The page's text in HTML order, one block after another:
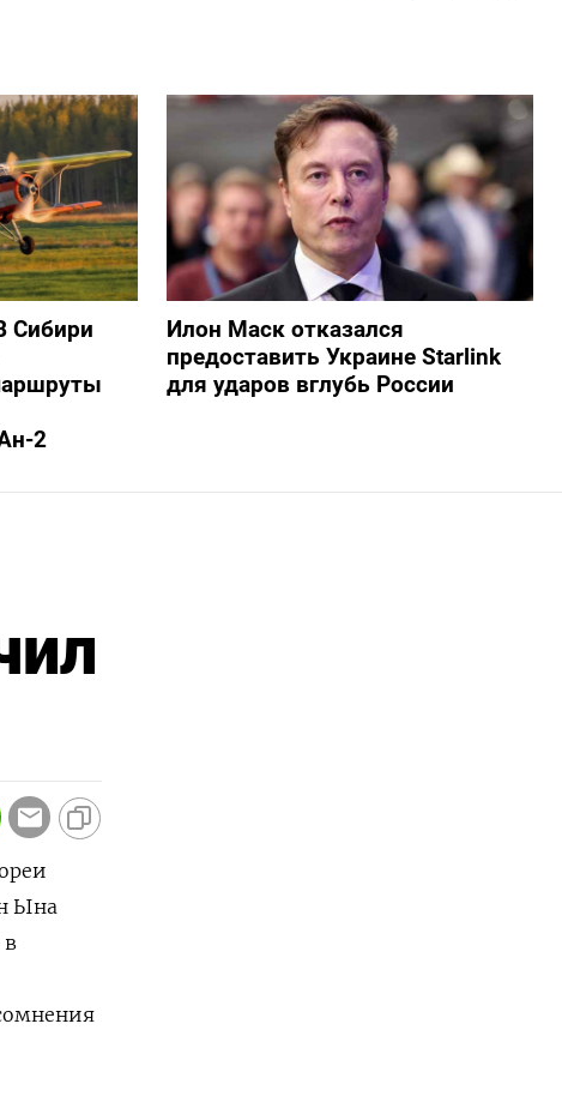
Сибири
2
Илон Маск отказался
предоставить Украине Starlink
для ударов вглубь России
Ына
‌в